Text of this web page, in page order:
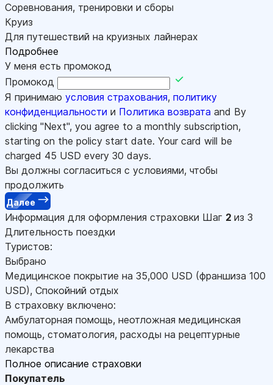
Соревнования, тренировки и сборы
Круиз
Для путешествий на круизных лайнерах
Подробнее
У меня есть промокод
Промокод
Я принимаю условия страхования, политику
конфиденциальности и Политика возврата and By
clicking "Next", you agree to a monthly subscription,
starting on the policy start date. Your card will be
charged 45 USD every 30 days.
Вы должны согласиться с условиями, чтобы
продолжить
Далее
Информация для оформления страховки Шаг 2 из 3
Длительность поездки
Туристов:
Выбрано
Медицинское покрытие на 35,000 USD (франшиза 100
USD), Спокойний отдых
В страховку включено:
Амбулаторная помощь, неотложная медицинская
помощь, стоматология, расходы на рецептурные
лекарства
Полное описание страховки
Покупатель